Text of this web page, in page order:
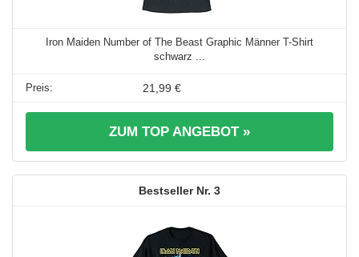
Iron Maiden Number of The Beast Graphic Männer T-Shirt
schwarz ...
21,99 €
ZUM TOP ANGEBOT »
3